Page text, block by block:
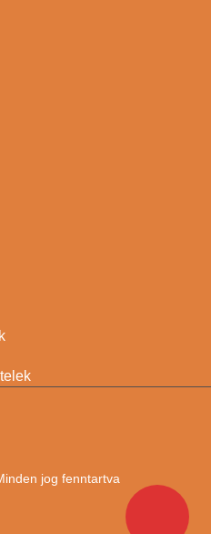
jog fenntartva